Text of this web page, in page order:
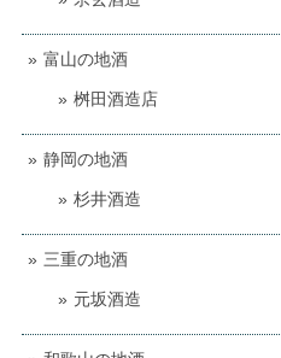
富山の地酒
桝田酒造店
静岡の地酒
杉井酒造
三重の地酒
元坂酒造